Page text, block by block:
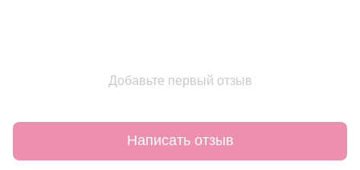
Добавьте первый отзыв
Написать отзыв